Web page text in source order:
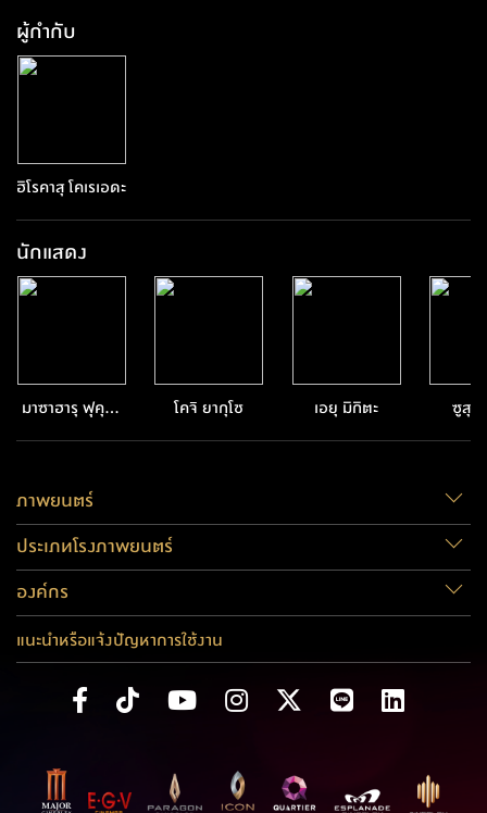
ผู้กำกับ
ฮิโรคาสุ โคเรเอดะ
นักแสดง
มาซาฮารุ ฟุคุยา
มะ
โคจิ ยากุโช เอยุ มิกิตะ ซูสุ ฮิ
ภาพยนตร์
ประเภทโรงภาพยนตร์
องค์กร
แนะนำหรือแจ้งปัญหาการใช้งาน